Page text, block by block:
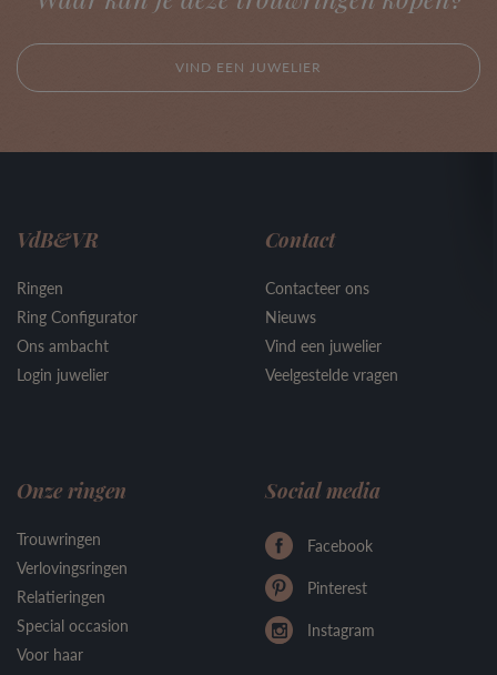
VIND EEN JUWELIER
VdB&VR
Ringen
Ring Configurator
Ons ambacht
Login juwelier
Contact
Contacteer ons
Nieuws
Vind een juwelier
Veelgestelde vragen
Onze ringen
Trouwringen
Verlovingsringen
Relatieringen
Special occasion
Voor haar
Social media
Facebook
Pinterest
Instagram